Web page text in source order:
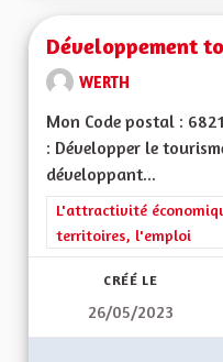
Développement
WERTH
Mon Code postal :
: Développer le
développant...
Filtrer les résultats de
L'attractivité
territoires, l'emploi
CRÉÉ LE
26/05/2023